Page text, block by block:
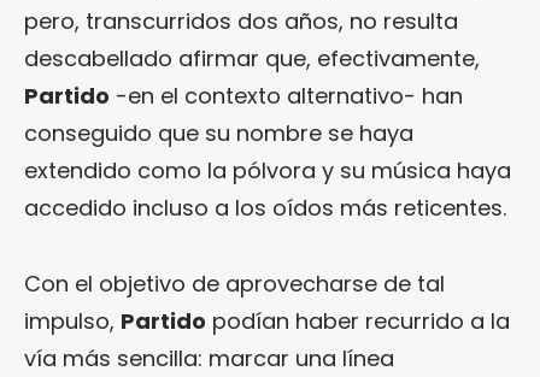
pero, transcurridos dos años, no resulta
descabellado afirmar que, efectivamente,
Partido -en el contexto alternativo- han
conseguido que su nombre se haya
extendido como la pólvora y su música haya
accedido incluso a los oídos más reticentes.
Con el objetivo de aprovecharse de tal
impulso, Partido podían haber recurrido a la
vía más sencilla: marcar una línea